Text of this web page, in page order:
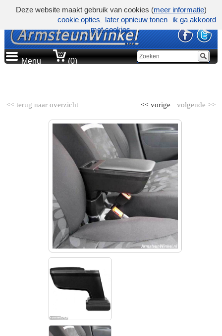
Menu (0)
<< terug naar overzicht volgende >>
<< vorige
Deze website maakt gebruik van cookies (meer informatie)
cookie opties
later opnieuw tonen
ik ga akkoord
met cookies